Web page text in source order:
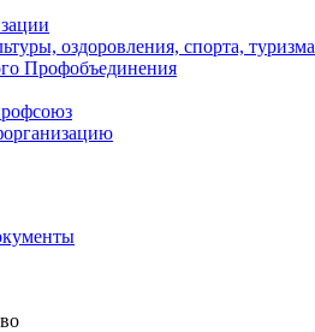
оздоровления, спорта, туризма
Профобъединения